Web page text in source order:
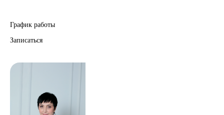
График работы
Записаться